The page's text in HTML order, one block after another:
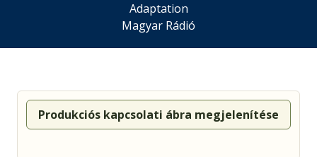
Adaptation
Magyar Rádió
Produkciós kapcsolati ábra megjelenítése